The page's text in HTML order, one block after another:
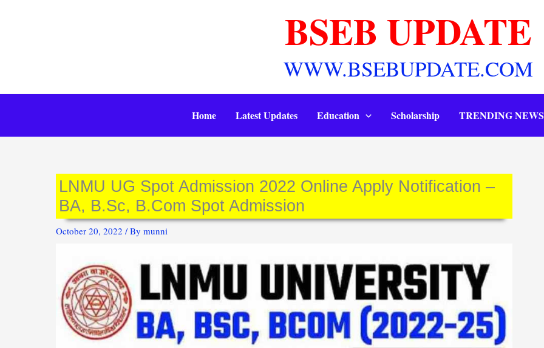
BSEB UPDATE
WWW.BSEBUPDATE.COM
Home Latest Updates Education Scholarship TRENDING NEWS
LNMU UG Spot Admission 2022 Online Apply Notification –
BA, B.Sc, B.Com Spot Admission
October 20, 2022 / By munni